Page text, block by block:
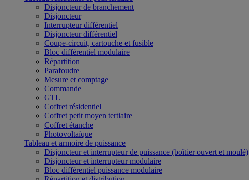
Disjoncteur de branchement
Disjoncteur
Interrupteur différentiel
Disjoncteur différentiel
Coupe-circuit, cartouche et fusible
Bloc différentiel modulaire
Répartition
Parafoudre
Mesure et comptage
Commande
GTL
Coffret résidentiel
Coffret petit moyen tertiaire
Coffret étanche
Photovoltaïque
Tableau et armoire de puissance
Disjoncteur et interrupteur de puissance (boîtier ouvert et moulé)
Disjoncteur et interrupteur modulaire
Bloc différentiel puissance modulaire